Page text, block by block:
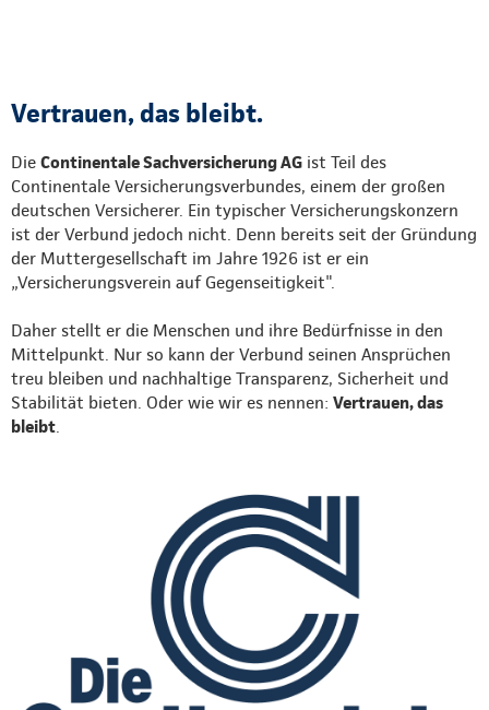
Vertrauen, das bleibt.
Die Continentale Sachversicherung AG ist Teil des
Continentale Versicherungsverbundes, einem der großen
deutschen Versicherer. Ein typischer Versicherungskonzern
ist der Verbund jedoch nicht. Denn bereits seit der Gründung
der Muttergesellschaft im Jahre 1926 ist er ein
„Versicherungsverein auf Gegenseitigkeit".
Daher stellt er die Menschen und ihre Bedürfnisse in den
Mittelpunkt. Nur so kann der Verbund seinen Ansprüchen
treu bleiben und nachhaltige Transparenz, Sicherheit und
Stabilität bieten. Oder wie wir es nennen: Vertrauen, das
bleibt.